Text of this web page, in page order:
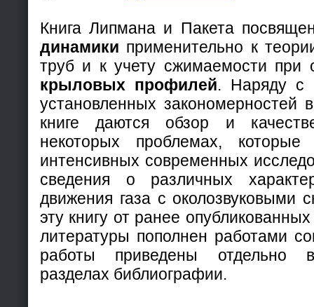
Книга Липмана и Пакета
динамики применительно к
труб и к учету сжимаемости при
крыловых профилей. Наряду с
установленных закономерностей
книге даются обзор и
некоторых проблемах, которые
интенсивных современных
сведения о различных
движения газа с околозвуковыми
эту книгу от ранее
литературы пополнен работами
работы приведены отдельно в
разделах библиографии.